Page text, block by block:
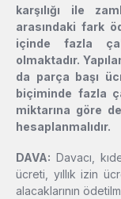
karşılığı ile
arasındaki fark
içinde fazla
olmaktadır.
da parça başı
biçiminde fazla
miktarına göre
hesaplanmalıdır.
DAVA: Davacı,
ücreti, yıllık izin
alacaklarının